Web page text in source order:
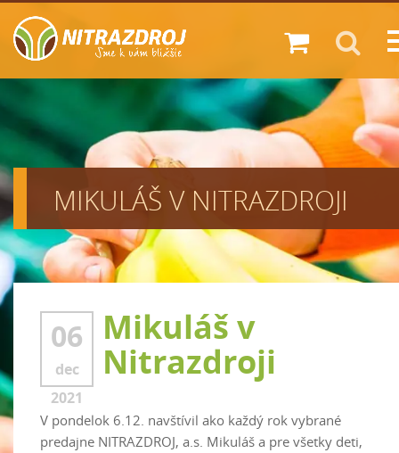
Zákazník
Diskont
Predajne
Novinky
O nás
Kariéra
Kontakt
MIKULÁŠ V NITRAZDROJI
06
dec
2021
Mikuláš v
Nitrazdroji
V pondelok 6.12. navštívil ako každý rok vybrané
predajne NITRAZDROJ, a.s. Mikuláš a pre všetky deti,